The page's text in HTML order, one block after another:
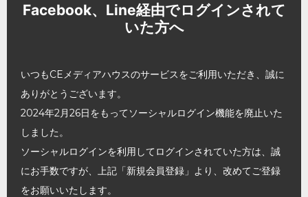
Facebook、Line経由でログインされて
いた方へ
いつもCEメディアハウスのサービスをご利用いただき、誠に
ありがとうございます。
2024年2月26日をもってソーシャルログイン機能を廃止いた
しました。
ソーシャルログインを利用してログインされていた方は、誠
にお手数ですが、上記「新規会員登録」より、改めてご登録
をお願いいたします。